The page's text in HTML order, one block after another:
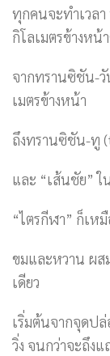
ทุกคนจะทำเวล
กิโลเมตรข้างหน้
จากทรานซิชัน-
เมตรข้างหน้า
ถึงทรานซิชัน-ทู
และ “เส้นชัย”
“ไตรกีฬา” ก็เห
ขมและหวาน ผส
เดียว
เริ่มต้นจากจุดปล่
วิ่ง จนกว่าจะถึง